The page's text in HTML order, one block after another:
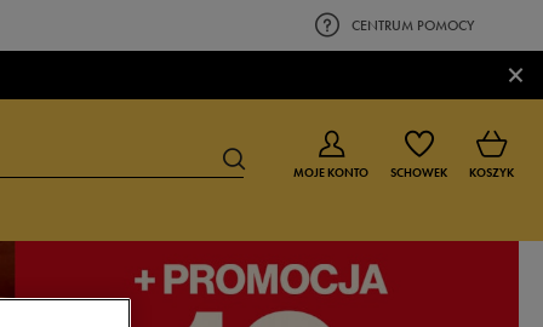
CENTRUM POMOCY
×
BUTY DLA CHŁOPCA BUTY DLA DZIEWCZYNKI
MOJE KONTO SCHOWEK KOSZYK